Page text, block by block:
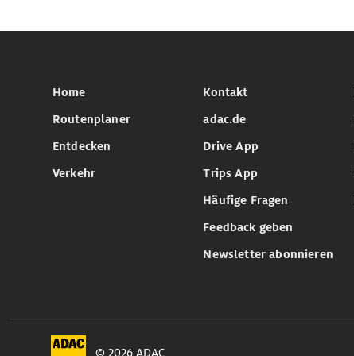
Home
Routenplaner
Entdecken
Verkehr
Kontakt
adac.de
Drive App
Trips App
Häufige Fragen
Feedback geben
Newsletter abonnieren
© 2026 ADAC